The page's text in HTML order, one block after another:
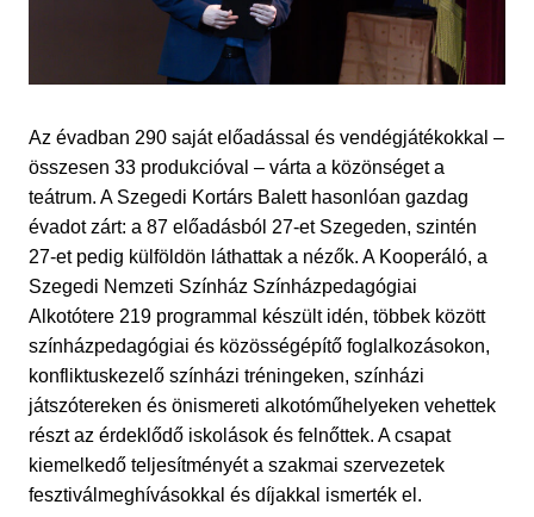
Az évadban 290 saját előadással és vendégjátékokkal –
összesen 33 produkcióval – várta a közönséget a
teátrum. A Szegedi Kortárs Balett hasonlóan gazdag
évadot zárt: a 87 előadásból 27-et Szegeden, szintén
27-et pedig külföldön láthattak a nézők. A Kooperáló, a
Szegedi Nemzeti Színház Színházpedagógiai
Alkotótere 219 programmal készült idén, többek között
színházpedagógiai és közösségépítő foglalkozásokon,
konfliktuskezelő színházi tréningeken, színházi
játszótereken és önismereti alkotóműhelyeken vehettek
részt az érdeklődő iskolások és felnőttek. A csapat
kiemelkedő teljesítményét a szakmai szervezetek
fesztiválmeghívásokkal és díjakkal ismerték el.